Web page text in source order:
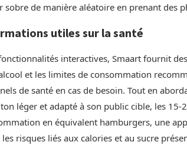
sobre de manière aléatoire en prenant des
utiles sur la santé
interactives, Smaart fournit
et les limites de consommation
de santé en cas de besoin. Tout en
léger et adapté à son public cible, les
en équivalent hamburgers, une
risques liés aux calories et au sucre